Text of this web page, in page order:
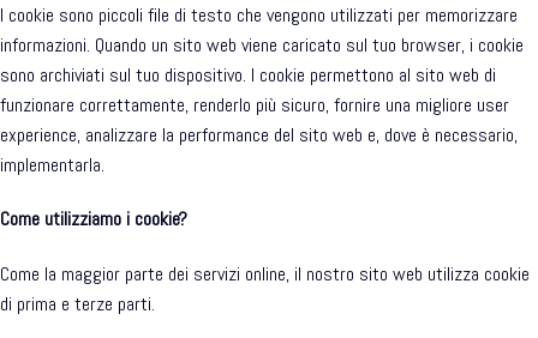
I cookie sono piccoli file di testo che vengono utilizzati per memorizzare
informazioni. Quando un sito web viene caricato sul tuo browser, i cookie
sono archiviati sul tuo dispositivo. I cookie permettono al sito web di
funzionare correttamente, renderlo più sicuro, fornire una migliore user
experience, analizzare la performance del sito web e, dove è necessario,
implementarla.
Come utilizziamo i cookie?
Come la maggior parte dei servizi online, il nostro sito web utilizza cookie
di prima e terze parti.